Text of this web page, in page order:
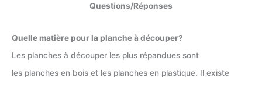
Questions/Réponses
Quelle matière pour la planche à découper?
Les planches à découper les plus répandues sont
les planches en bois et les planches en plastique. Il existe